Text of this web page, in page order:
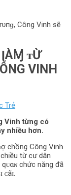
Công Vinh sẽ
ᴛỪ
VINH
Trẻ
Vinh từng có
nhiều hơn.
chồng Công Vinh
từ cư dân
chức năng đã